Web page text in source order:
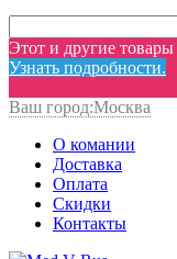
Этот и другие
Узнать подробности.
Ваш город:Москва
О комании
Доставка
Оплата
Скидки
Контакты